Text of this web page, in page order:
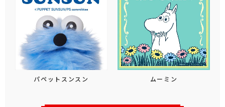
パペットスンスン ムーミン